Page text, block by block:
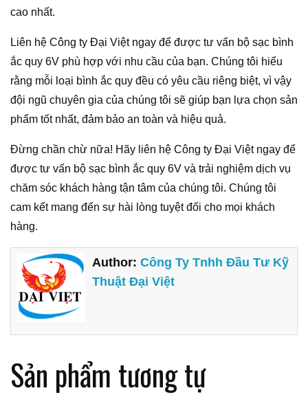
cao nhất.
Liên hệ Công ty Đại Việt ngay để được tư vấn bộ sạc bình
ắc quy 6V phù hợp với nhu cầu của bạn. Chúng tôi hiểu
rằng mỗi loại bình ắc quy đều có yêu cầu riêng biệt, vì vậy
đội ngũ chuyên gia của chúng tôi sẽ giúp bạn lựa chọn sản
phẩm tốt nhất, đảm bảo an toàn và hiệu quả.
Đừng chần chừ nữa! Hãy liên hệ Công ty Đại Việt ngay để
được tư vấn bộ sạc bình ắc quy 6V và trải nghiệm dịch vụ
chăm sóc khách hàng tận tâm của chúng tôi. Chúng tôi
cam kết mang đến sự hài lòng tuyệt đối cho mọi khách
hàng.
Author:Công Ty Tnhh Đầu Tư Kỹ
Thuật Đại Việt
Sản phẩm tương tự